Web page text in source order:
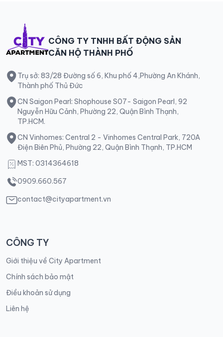
CÔNG TY TNHH BẤT ĐỘNG SẢN
CĂN HỘ THÀNH PHỐ
Trụ sở: 83/28 Đường số 6, Khu phố 4,Phường An Khánh,
Thành phố Thủ Đức
CN Saigon Pearl: Shophouse S07- Saigon Pearl, 92
Nguyễn Hữu Cảnh, Phường 22, Quận Bình Thạnh,
TP.HCM.
CN Vinhomes: Central 2 - Vinhomes Central Park, 720A
Điện Biên Phủ, Phường 22, Quận Bình Thạnh, TP.HCM
MST: 0314364618
0909.660.567
contact@cityapartment.vn
CÔNG TY
Giới thiệu về City Apartment
Chính sách bảo mật
Điều khoản sử dụng
Liên hệ